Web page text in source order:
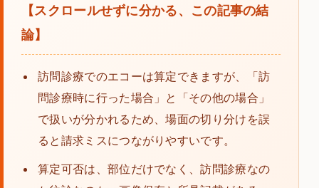
【スクロールせずに分かる、この記事の結
論】
訪問診療でのエコーは算定できますが、「訪
問診療時に行った場合」と「その他の場合」
で扱いが分かれるため、場面の切り分けを誤
ると請求ミスにつながりやすいです。
算定可否は、部位だけでなく、訪問診療なの